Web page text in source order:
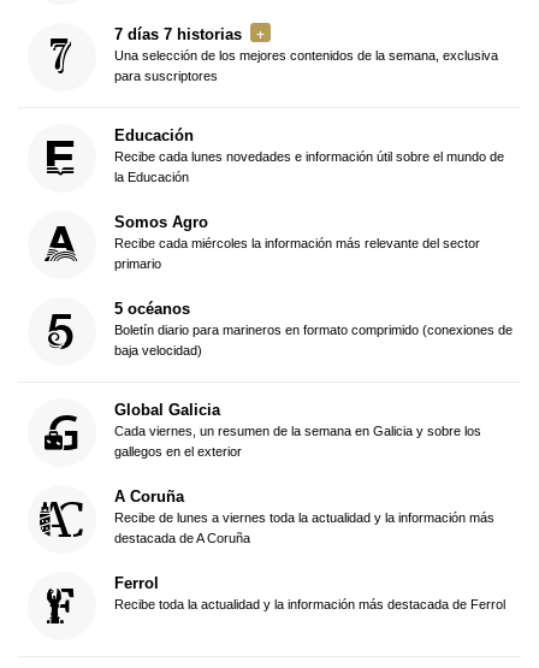
7 días 7 historias
Una selección de los mejores contenidos de la semana, exclusiva
para suscriptores
Educación
Recibe cada lunes novedades e información útil sobre el mundo de
la Educación
Somos Agro
Recibe cada miércoles la información más relevante del sector
primario
5 océanos
Boletín diario para marineros en formato comprimido (conexiones de
baja velocidad)
Global Galicia
Cada viernes, un resumen de la semana en Galicia y sobre los
gallegos en el exterior
A Coruña
Recibe de lunes a viernes toda la actualidad y la información más
destacada de A Coruña
Ferrol
Recibe toda la actualidad y la información más destacada de Ferrol